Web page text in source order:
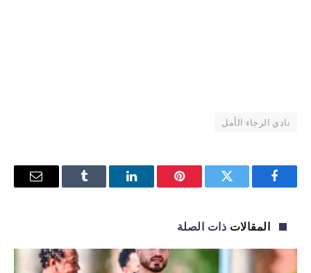
نادي الرجاء الأمل
فيسبوك تويتر بينتيريستلينكدإن Tumblr
البريد
المقالات ذات الصلة